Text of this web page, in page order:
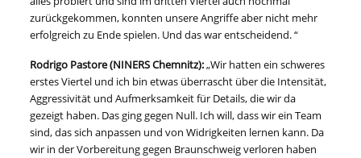
zurückgekommen, konnten unsere Angriffe aber nicht mehr
erfolgreich zu Ende spielen. Und das war entscheidend. “
Rodrigo Pastore (NINERS Chemnitz):„Wir hatten ein schweres
erstes Viertel und ich bin etwas überrascht über die Intensität,
Aggressivität und Aufmerksamkeit für Details, die wir da
gezeigt haben. Das ging gegen Null. Ich will, dass wir ein Team
sind, das sich anpassen und von Widrigkeiten lernen kann. Da
wir in der Vorbereitung gegen Braunschweig verloren haben